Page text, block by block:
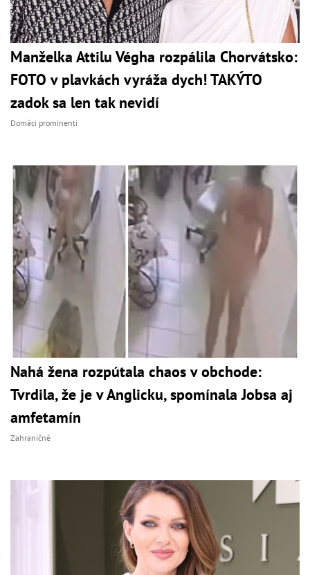
Manželka Attilu Végha rozpálila Chorvátsko:
FOTO v plavkách vyráža dych! TAKÝTO
zadok sa len tak nevidí
Domáci prominenti
Nahá žena rozpútala chaos v obchode:
Tvrdila, že je v Anglicku, spomínala Jobsa aj
amfetamín
Zahraničné